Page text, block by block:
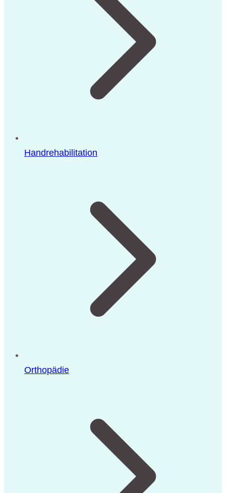
Handrehabilitation
Orthopädie